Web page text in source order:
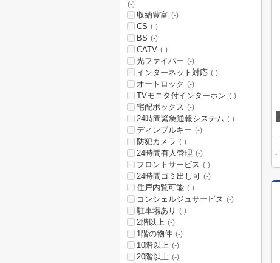
(-)
収納豊富 (-)
CS (-)
BS (-)
CATV (-)
光ファイバー (-)
インターネット対応 (-)
オートロック (-)
TVモニタ付インターホン (-)
宅配ボックス (-)
24時間緊急通報システム (-)
ディンプルキー (-)
防犯カメラ (-)
24時間有人管理 (-)
フロントサービス (-)
24時間ゴミ出し可 (-)
住戸内覧可能 (-)
コンシェルジュサービス (-)
駐車場あり (-)
2階以上 (-)
1階の物件 (-)
10階以上 (-)
20階以上 (-)